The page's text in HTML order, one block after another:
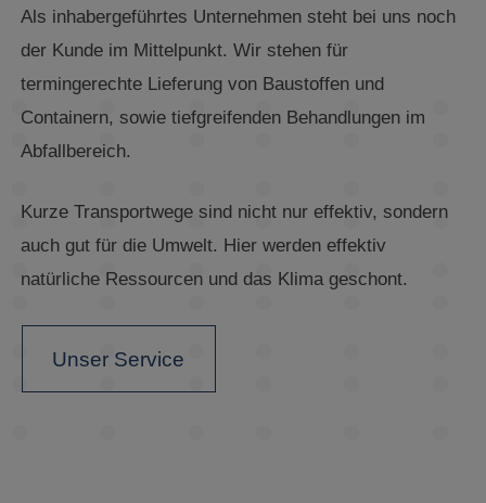
Als inhabergeführtes Unternehmen steht bei uns noch
der Kunde im Mittelpunkt. Wir stehen für
termingerechte Lieferung von Baustoffen und
Containern, sowie tiefgreifenden Behandlungen im
Abfallbereich.
Kurze Transportwege sind nicht nur effektiv, sondern
auch gut für die Umwelt. Hier werden effektiv
natürliche Ressourcen und das Klima geschont.
Unser Service